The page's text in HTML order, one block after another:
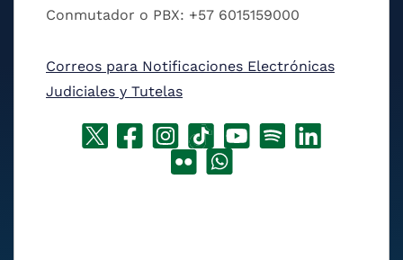
Conmutador o PBX: +57 6015159000
Correos para Notificaciones Electrónicas
Judiciales y Tutelas